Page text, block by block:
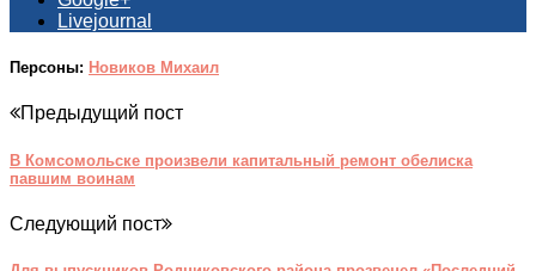
Livejournal
Персоны: Новиков Михаил
Предыдущий пост
В Комсомольске произвели капитальный ремонт обелиска
павшим воинам
Следующий пост